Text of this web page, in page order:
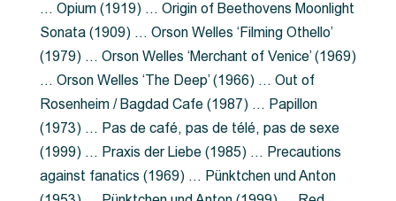
… Opium (1919) … Origin of Beethovens Moonlight
Sonata (1909) … Orson Welles ‘Filming Othello’
(1979) … Orson Welles ‘Merchant of Venice’ (1969)
… Orson Welles ‘The Deep’ (1966) … Out of
Rosenheim / Bagdad Cafe (1987) … Papillon
(1973) … Pas de café, pas de télé, pas de sexe
(1999) … Praxis der Liebe (1985) … Precautions
against fanatics (1969) … Pünktchen und Anton